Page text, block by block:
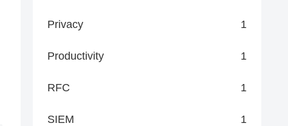
Privacy 1
Productivity 1
RFC 1
SIEM 1